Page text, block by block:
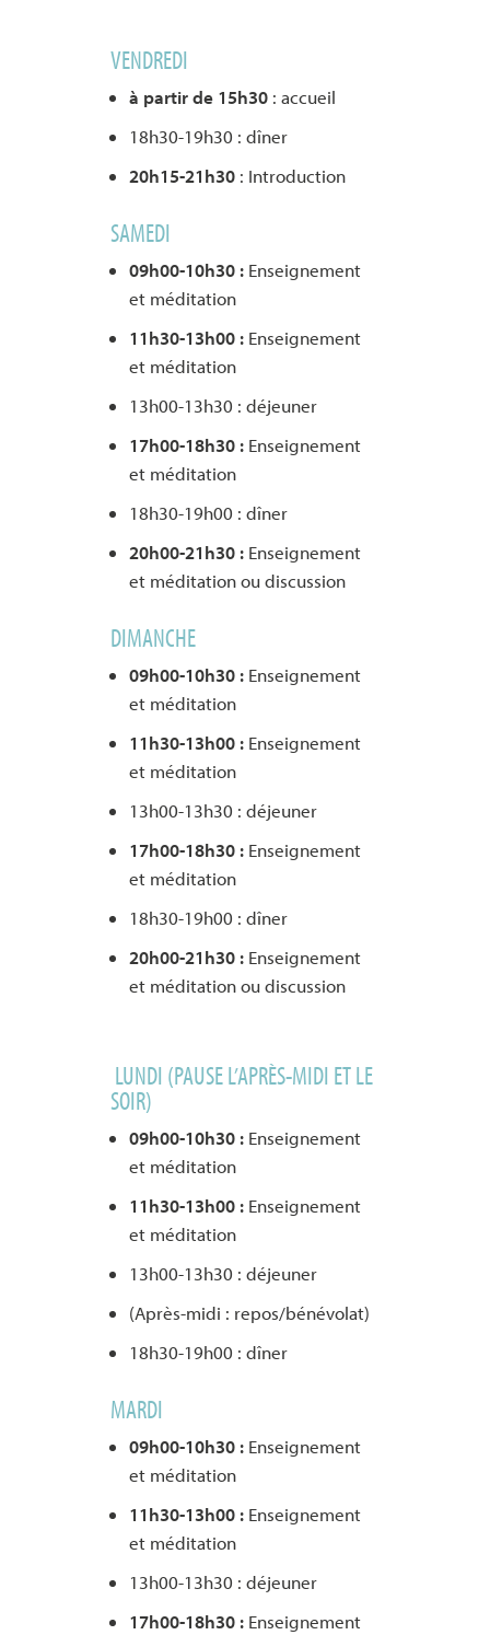
VENDREDI
à partir de 15h30: accueil
18h30-19h30 : dîner
20h15-21h30 : Introduction
SAMEDI
09h00-10h30 :Enseignement
et méditation
11h30-13h00 :Enseignement
et méditation
13h00-13h30 : déjeuner
17h00-18h30 :Enseignement
et méditation
18h30-19h00 : dîner
20h00-21h30 :Enseignement
et méditation ou discussion
DIMANCHE
09h00-10h30 :Enseignement
et méditation
11h30-13h00 :Enseignement
et méditation
13h00-13h30 : déjeuner
17h00-18h30 :Enseignement
et méditation
18h30-19h00 : dîner
20h00-21h30 :Enseignement
et méditation ou discussion
LUNDI (PAUSE L’APRÈS-MIDI ET LE
SOIR)
09h00-10h30 :Enseignement
et méditation
11h30-13h00 :Enseignement
et méditation
13h00-13h30 : déjeuner
(Après-midi : repos/bénévolat)
18h30-19h00 : dîner
MARDI
09h00-10h30 :Enseignement
et méditation
11h30-13h00 :Enseignement
et méditation
13h00-13h30 : déjeuner
17h00-18h30 :Enseignement